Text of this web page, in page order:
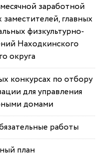
заработной
главных
физкультурно-
Находкинского
округа
конкурсах по отбору
для управления
домами
работы
план